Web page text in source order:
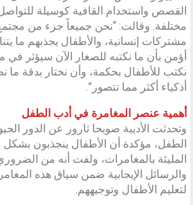
القصص واستخدام القافية كوسيلة
مختلفة. وقالت: “نحن جميعاً جزء من
مشتركات إنسانية، والأطفال يجذبهم ما
أؤمن بأن ما نكتبه للصغار الآن سيؤثر في
نكتب للأطفال بحكمة، وأن نختار بدقة ما
أذكياء أكثر مما نتصور”.
أهمية عنصر المغامرة في أدب الطفل
وتحدثت الأديبة صوبحا ثارور عن الدور
الطفل، مؤكدة أن الأطفال ينجذبون
المليئة بالمغامرات، ولفت أنه من
والرسائل الإيجابية ضمن سياق هذه
لتعليم الأطفال وتوجيههم.